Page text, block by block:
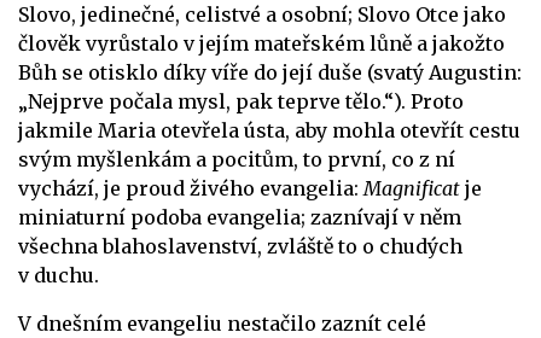
Slovo, jedinečné, celistvé a osobní; Slovo Otce jako
člověk vyrůstalo v jejím mateřském lůně a jakožto
Bůh se otisklo díky víře do její duše (svatý Augustin:
„Nejprve počala mysl, pak teprve tělo.“). Proto
jakmile Maria otevřela ústa, aby mohla otevřít cestu
svým myšlenkám a pocitům, to první, co z ní
vychází, je proud živého evangelia: Magnificat je
miniaturní podoba evangelia; zaznívají v něm
všechna blahoslavenství, zvláště to o chudých
v duchu.
V dnešním evangeliu nestačilo zaznít celé